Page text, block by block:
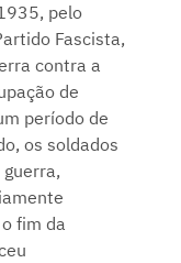
pelo
Fascista,
contra a
de
período de
os soldados
fim da